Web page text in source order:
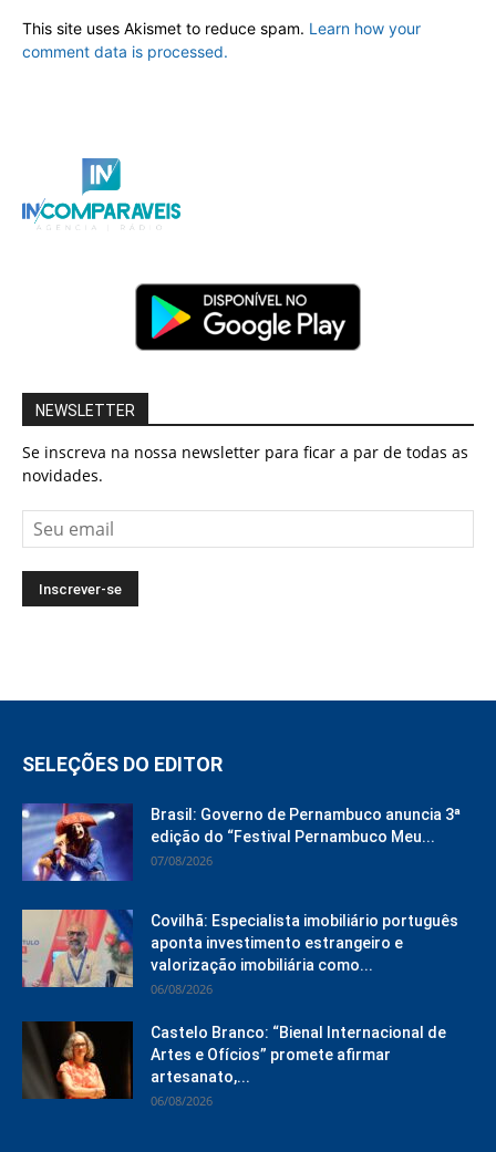
This site uses Akismet to reduce spam. Learn how your
comment data is processed.
NEWSLETTER
Se inscreva na nossa newsletter para ficar a par de todas as
novidades.
SELEÇÕES DO EDITOR
Brasil: Governo de Pernambuco anuncia 3ª
edição do “Festival Pernambuco Meu...
07/08/2026
Covilhã: Especialista imobiliário português
aponta investimento estrangeiro e
valorização imobiliária como...
06/08/2026
Castelo Branco: “Bienal Internacional de
Artes e Ofícios” promete afirmar
artesanato,...
06/08/2026